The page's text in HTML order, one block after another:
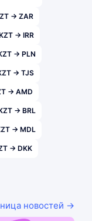
→ ZAR
→ IRR
→ PLN
→ TJS
→ AMD
→ BRL
→ MDL
→ DKK
новостей →